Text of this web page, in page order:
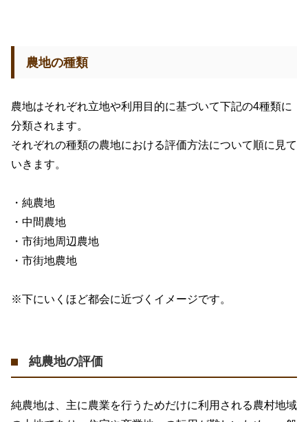
農地の種類
農地はそれぞれ立地や利用目的に基づいて下記の4種類に
分類されます。
それぞれの種類の農地における評価方法について順に見て
いきます。
・純農地
・中間農地
・市街地周辺農地
・市街地農地
※下にいくほど都会に近づくイメージです。
純農地の評価
純農地は、主に農業を行うためだけに利用される農村地域